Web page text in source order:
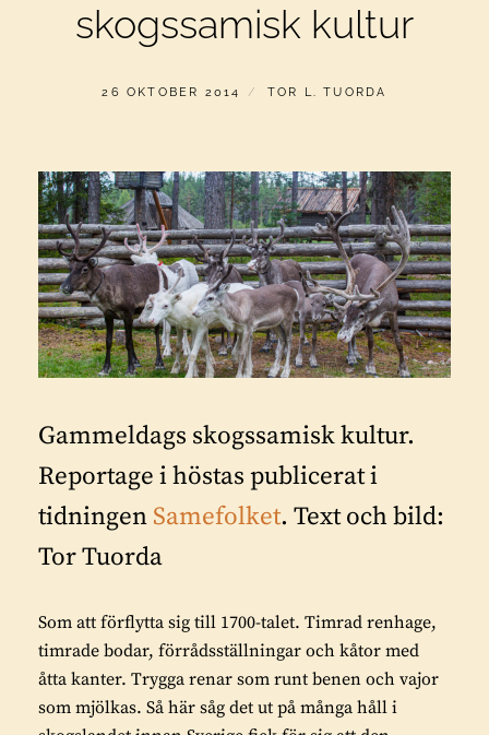
skogssamisk kultur
PUBLICERAT
26 OKTOBER 2014 AV
TOR L. TUORDA
Gammeldags skogssamisk kultur.
Reportage i höstas publicerat i
tidningen Samefolket. Text och bild:
Tor Tuorda
Som att förflytta sig till 1700-talet. Timrad renhage,
timrade bodar, förrådsställningar och kåtor med
åtta kanter. Trygga renar som runt benen och vajor
som mjölkas. Så här såg det ut på många håll i